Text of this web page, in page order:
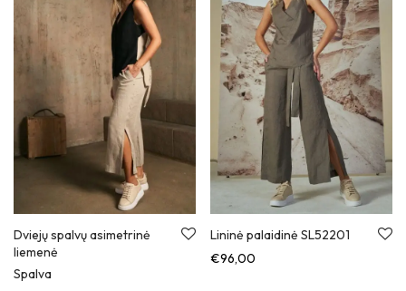
Dviejų spalvų asimetrinė
liemenė
Spalva
Lininė palaidinė SL52201
€96,00